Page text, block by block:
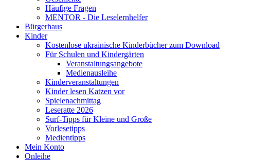
Häufige Fragen
MENTOR - Die Leselernhelfer
Bürgerhaus
Kinder
Kostenlose ukrainische Kinderbücher zum Download
Für Schulen und Kindergärten
Veranstaltungsangebote
Medienausleihe
Kinderveranstaltungen
Kinder lesen Katzen vor
Spielenachmittag
Leseratte 2026
Surf-Tipps für Kleine und Große
Vorlesetipps
Medientipps
Mein Konto
Onleihe